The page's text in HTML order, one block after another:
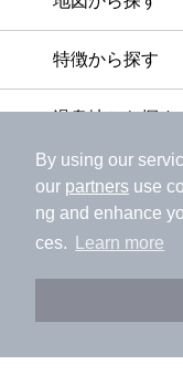
By using our
our partners use
ng and enhance
ces.
Learn more
特徴から探す
温泉地から探す
関連キーワード
おトクに利用する
クーポンが利用